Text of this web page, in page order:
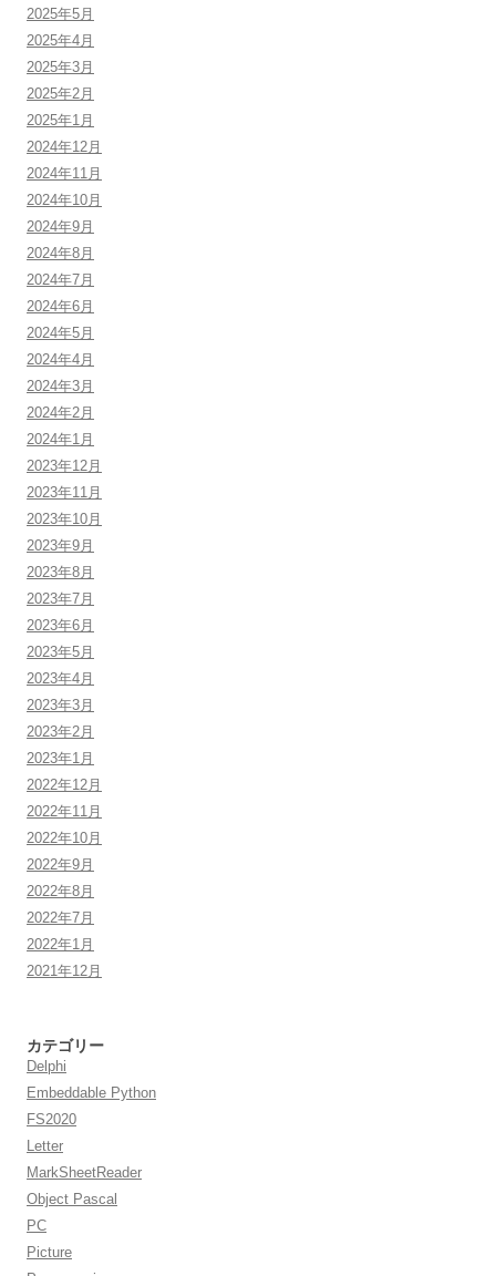
2025年5月
2025年4月
2025年3月
2025年2月
2025年1月
2024年12月
2024年11月
2024年10月
2024年9月
2024年8月
2024年7月
2024年6月
2024年5月
2024年4月
2024年3月
2024年2月
2024年1月
2023年12月
2023年11月
2023年10月
2023年9月
2023年8月
2023年7月
2023年6月
2023年5月
2023年4月
2023年3月
2023年2月
2023年1月
2022年12月
2022年11月
2022年10月
2022年9月
2022年8月
2022年7月
2022年1月
2021年12月
カテゴリー
Delphi
Embeddable Python
FS2020
Letter
MarkSheetReader
Object Pascal
PC
Picture